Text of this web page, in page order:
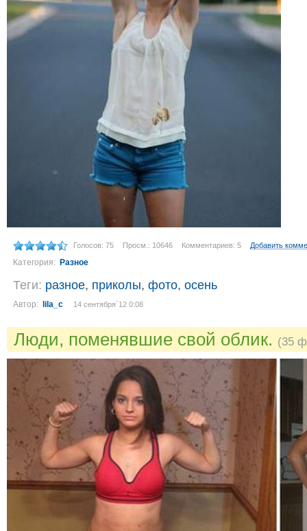
Голосов: 75 Просм.: 10646 Комментариев: 5 Добавить
Категория: Разное
Теги: разное, приколы, фото, осень
Автор: lila_c 14 сентября´12 0:08
Люди, поменявшие свой облик. (35